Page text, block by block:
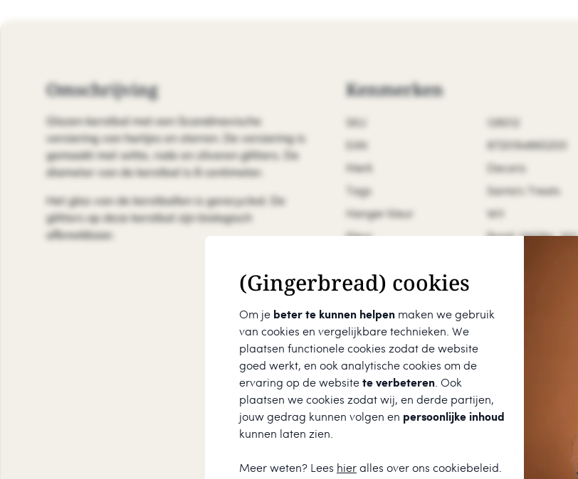
(Gingerbread) cookies
Om je beter te kunnen helpen maken we gebruik
van cookies en vergelijkbare technieken. We
plaatsen functionele cookies zodat de website
goed werkt, en ook analytische cookies om de
ervaring op de website te verbeteren. Ook
plaatsen we cookies zodat wij, en derde partijen,
jouw gedrag kunnen volgen en persoonlijke inhoud
kunnen laten zien.
Meer weten? Lees hier alles over ons cookiebeleid.
Omschrijving
Glazen kerstbal met een Scandinavische
versiering van hartjes en sterren. De versiering is
gemaakt met witte, rode en zilveren glitters. De
diameter van de kerstbal is 8 centimeter.
Het glas van de kerstballen is gerecycled. De
glitters op deze kerstbal zijn biologisch
afbreekbaar.
Kenmerken
8720194865200
Merk
Decoris
Tags
Santa's Treats
Hanger kleur
Kleur
Rood, Helder, Wit
Materiaal
Handgeschilderd
Gewicht
Hoogte
Breedte
8 cm
Diameter
8 cm